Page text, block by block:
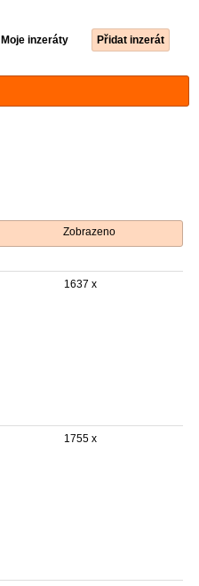
Moje inzeráty Přidat inzerát
Zobrazeno
1637 x
1755 x